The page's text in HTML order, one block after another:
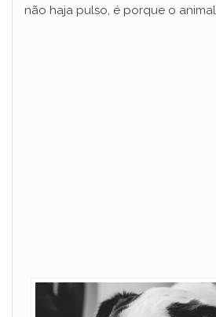
não haja pulso, é porque o